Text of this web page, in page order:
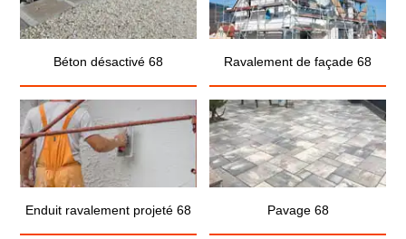
Béton désactivé 68 Ravalement de façade 68
Enduit ravalement projeté 68 Pavage 68